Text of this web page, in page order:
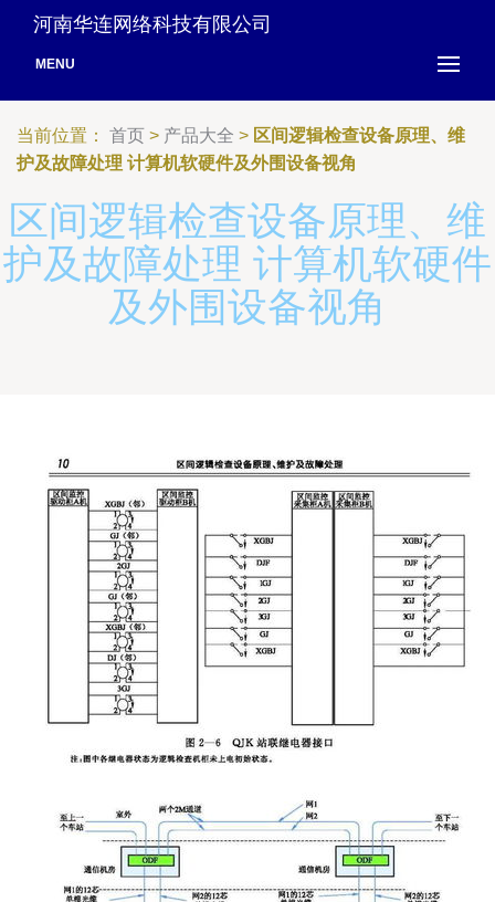
河南华连网络科技有限公司
MENU
当前位置： 首页 > 产品大全 > 区间逻辑检查设备原理、维
护及故障处理 计算机软硬件及外围设备视角
区间逻辑检查设备原理、维
护及故障处理 计算机软硬件
及外围设备视角